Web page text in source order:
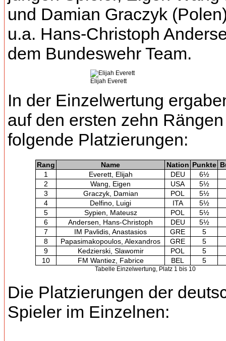
und Damian Graczyk
u.a. Hans-Christoph
dem Bundeswehr Team.
Elijah Everett
In der Einzelwertung
auf den ersten zehn Rängen
folgende Platzierungen:
Rang Name Nation Punkte
1
Everett, Elijah DEU
6½
2
Wang, Eigen USA
5½
3
Graczyk, Damian POL
5½
4
Delfino, Luigi ITA
5½
5
Sypien, Mateusz POL
5½
6
Andersen, Hans-Christoph DEU
5½
7
IM Pavlidis, Anastasios GRE
5
8
Papasimakopoulos, Alexandros GRE
5
9
Kedzierski, Slawomir POL
5
10
FM Wantiez, Fabrice BEL 5
Tabelle Einzelwertung, Platz 1 bis 10
Die Platzierungen der
Spieler im Einzelnen: